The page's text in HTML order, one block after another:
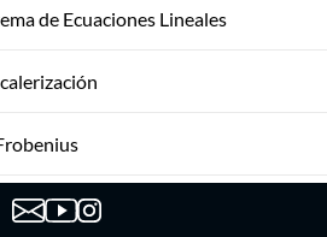
de Ecuaciones Lineales